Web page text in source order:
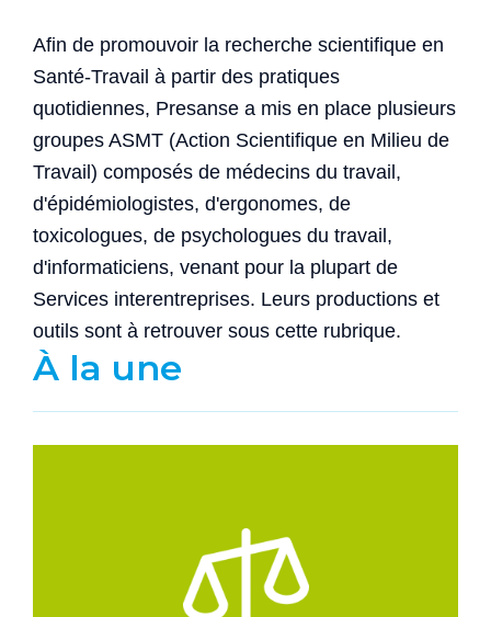
Afin de promouvoir la recherche scientifique en
Santé-Travail à partir des pratiques
quotidiennes, Presanse a mis en place plusieurs
groupes ASMT (Action Scientifique en Milieu de
Travail) composés de médecins du travail,
d'épidémiologistes, d'ergonomes, de
toxicologues, de psychologues du travail,
d'informaticiens, venant pour la plupart de
Services interentreprises. Leurs productions et
outils sont à retrouver sous cette rubrique.
À la une